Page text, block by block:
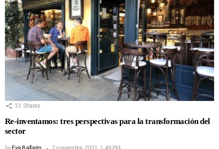
13 Shares
Re-inventamos: tres perspectivas para la transformación del
sector